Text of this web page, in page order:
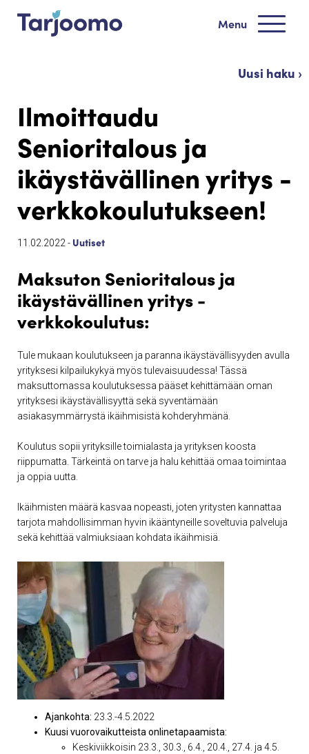
Siirry sisältöön
Menu
Uusi haku ›
Ilmoittaudu
Senioritalous ja
ikäystävällinen yritys -
verkkokoulutukseen!
11.02.2022 - Uutiset
Maksuton Senioritalous ja
ikäystävällinen yritys -
verkkokoulutus:
Tule mukaan koulutukseen ja paranna ikäystävällisyyden avulla
yrityksesi kilpailukykyä myös tulevaisuudessa! Tässä
maksuttomassa koulutuksessa pääset kehittämään oman
yrityksesi ikäystävällisyyttä sekä syventämään
asiakasymmärrystä ikäihmisistä kohderyhmänä.
Koulutus sopii yrityksille toimialasta ja yrityksen koosta
riippumatta. Tärkeintä on tarve ja halu kehittää omaa toimintaa
ja oppia uutta.
Ikäihmisten määrä kasvaa nopeasti, joten yritysten kannattaa
tarjota mahdollisimman hyvin ikääntyneille soveltuvia palveluja
sekä kehittää valmiuksiaan kohdata ikäihmisiä.
Ajankohta: 23.3.-4.5.2022
Kuusi vuorovaikutteista onlinetapaamista:
Keskiviikkoisin 23.3., 30.3., 6.4., 20.4., 27.4. ja 4.5.